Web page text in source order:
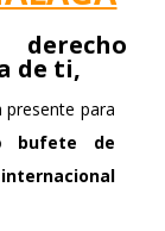
de ti,
presente para
bufete de